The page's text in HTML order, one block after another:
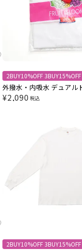
2BUY10%OFF 3BUY15%OFF
外撥水・内吸水 デュアル
¥2,090 税込
2BUY10%OFF 3BUY15%OFF